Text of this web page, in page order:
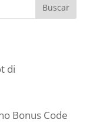
di
Bonus Code